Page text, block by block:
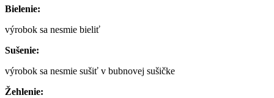
Bielenie:
výrobok sa nesmie bieliť
Sušenie:
výrobok sa nesmie sušiť v bubnovej sušičke
Žehlenie: